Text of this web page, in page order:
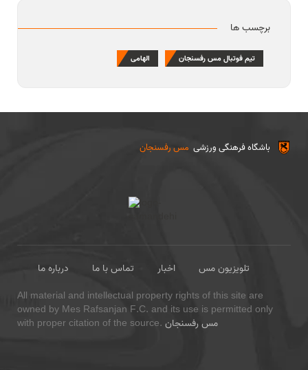
برچسب ها
تیم فوتبال مس رفسنجان الهامی
مس رفسنجان باشگاه فرهنگی ورزشی
درباره ما تماس با ما اخبار
تلویزیون مس
All material and intellectual property rights of this site are
owned by Mes Rafsanjan F.C. and its use is permitted only
with proper citation of the source. مس رفسنجان